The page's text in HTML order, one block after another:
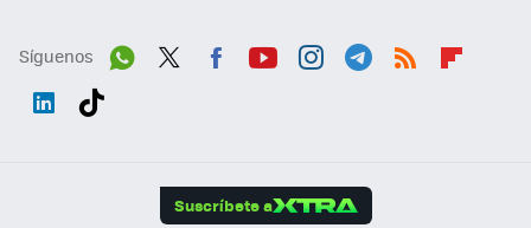
Síguenos
Suscríbete a